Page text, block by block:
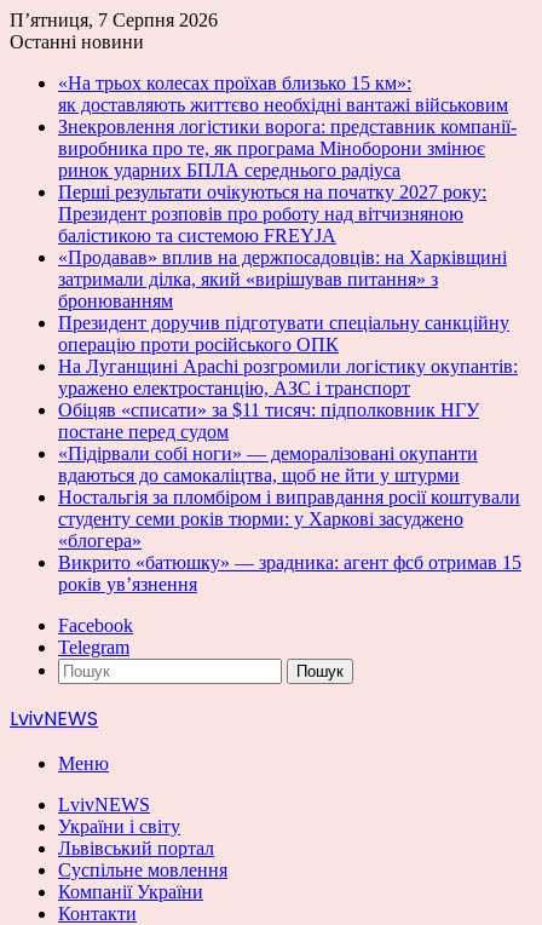
П’ятниця, 7 Серпня 2026
Останні новини
«На трьох колесах проїхав близько 15 км»:
як доставляють життєво необхідні вантажі військовим
Знекровлення логістики ворога: представник компанії-
виробника про те, як програма Міноборони змінює
ринок ударних БПЛА середнього радіуса
Перші результати очікуються на початку 2027 року:
Президент розповів про роботу над вітчизняною
балістикою та системою FREYJA
«Продавав» вплив на держпосадовців: на Харківщині
затримали ділка, який «вирішував питання» з
бронюванням
Президент доручив підготувати спеціальну санкційну
операцію проти російського ОПК
На Луганщині Apachi розгромили логістику окупантів:
уражено електростанцію, АЗС і транспорт
Обіцяв «списати» за $11 тисяч: підполковник НГУ
постане перед судом
«Підірвали собі ноги» — деморалізовані окупанти
вдаються до самокаліцтва, щоб не йти у штурми
Ностальгія за пломбіром і виправдання росії коштували
студенту семи років тюрми: у Харкові засуджено
«блогера»
Викрито «батюшку» — зрадника: агент фсб отримав 15
років ув’язнення
Facebook
Telegram
Пошук
LvivNEWS
Меню
LvivNEWS
України і світу
Львівський портал
Суспільне мовлення
Компанії України
Контакти